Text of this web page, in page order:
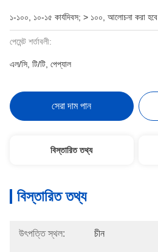
১-১০০, ১০-১৫ কার্যদিবস; > ১০০, আলোচনা করা হবে
পেমেন্ট শর্তাবলী:
এল/সি, টি/টি, পেপ্যাল
সেরা দাম পান
বিস্তারিত তথ্য
বিস্তারিত তথ্য
উৎপত্তি স্থল: চীন